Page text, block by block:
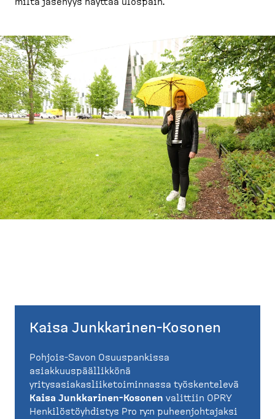
Kaisa Junkkarinen-Kosonen
Pohjois-Savon Osuuspankissa
asiakkuuspäällikkönä
yritysasiakasliiketoiminnassa työskentelevä
Kaisa Junkkarinen-Kosonen valittiin OPRY
Henkilöstöyhdistys Pro ry:n puheenjohtajaksi